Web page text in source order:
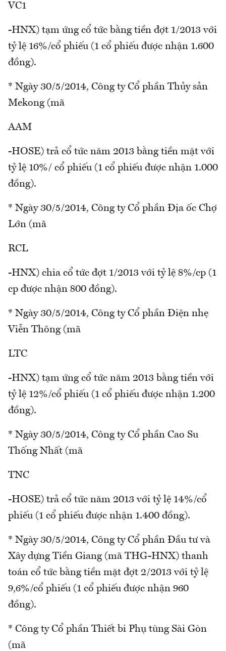
VC1
-HNX) tạm ứng cổ tức bằng tiền đợt 1/2013 với
tỷ lệ 16%/cổ phiếu (1 cổ phiếu được nhận 1.600
đồng).
* Ngày 30/5/2014, Công ty Cổ phần Thủy sản
Mekong (mã
AAM
-HOSE) trả cổ tức năm 2013 bằng tiền mặt với
tỷ lệ 10%/ cổ phiếu (1 cổ phiếu được nhận 1.000
đồng).
* Ngày 30/5/2014, Công ty Cổ phần Địa ốc Chợ
Lớn (mã
RCL
-HNX) chia cổ tức đợt 1/2013 với tỷ lệ 8%/cp (1
cp được nhận 800 đồng).
* Ngày 30/5/2014, Công ty Cổ phần Điện nhẹ
Viễn Thông (mã
LTC
-HNX) tạm ứng cổ tức năm 2013 bằng tiền với
tỷ lệ 12%/cổ phiếu (1 cổ phiếu được nhận 1.200
đồng).
* Ngày 30/5/2014, Công ty Cổ phần Cao Su
Thống Nhất (mã
TNC
-HOSE) trả cổ tức năm 2013 với tỷ lệ 14%/cổ
phiếu (1 cổ phiếu được nhận 1.400 đồng).
* Ngày 30/5/2014, Công ty Cổ phần Đầu tư và
Xây dựng Tiền Giang (mã THG-HNX) thanh
toán cổ tức bằng tiền mặt đợt 2/2013 với tỷ lệ
9,6%/cổ phiếu (1 cổ phiếu được nhận 960
đồng).
* Công ty Cổ phần Thiết bi Phụ tùng Sài Gòn
(mã